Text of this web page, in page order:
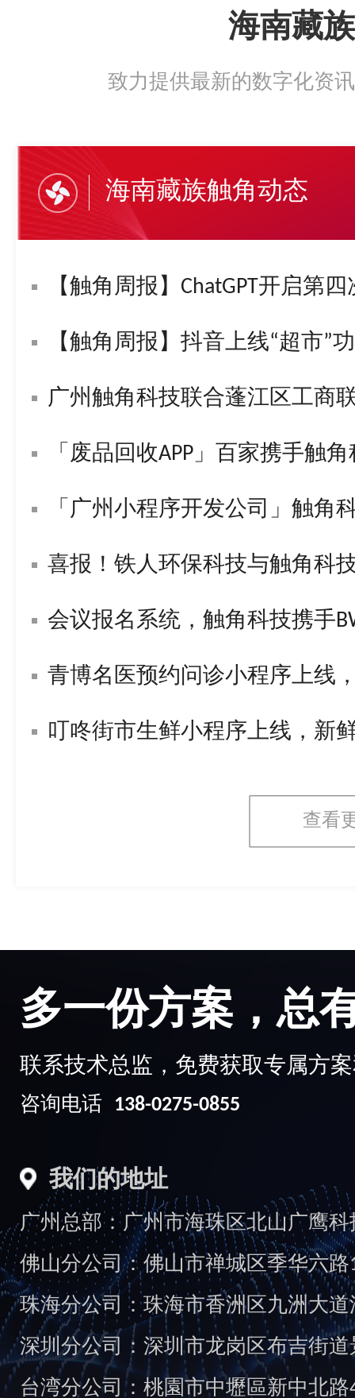
海南藏
致力提供最新的数字化资
海南藏族触角动态
【触角周报】ChatGPT开启第四
【触角周报】抖音上线“超市”功能！字节复活“悟空问答”！苹
广州触角科技联合蓬江区工商
「废品回收APP」百家携手触
「广州小程序开发公司」触角
喜报！铁人环保科技与触角科技签署
会议报名系统，触角科技携手BWL
青博名医预约问诊小程序上线
叮咚街市生鲜小程序上线，新
查看
多一份方案，总
联系技术总监，免费获取专属方
咨询电话 138-0275-0855
我们的地址
广州总部：广州市海珠区北山广鹰科
佛山分公司：佛山市禅城区季华六路
珠海分公司：珠海市香洲区九洲大道
深圳分公司：深圳市龙岗区布吉街
台湾分公司：桃園市中壢區新中北路